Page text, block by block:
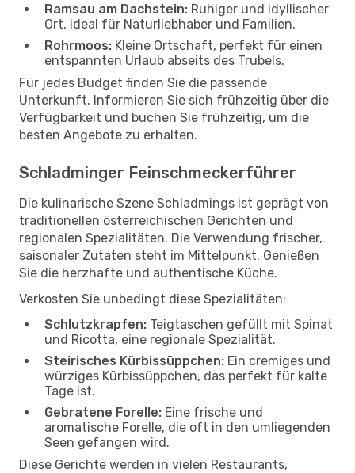
Ramsau am Dachstein: Ruhiger und idyllischer
Ort, ideal für Naturliebhaber und Familien.
Rohrmoos: Kleine Ortschaft, perfekt für einen
entspannten Urlaub abseits des Trubels.
Für jedes Budget finden Sie die passende
Unterkunft. Informieren Sie sich frühzeitig über die
Verfügbarkeit und buchen Sie frühzeitig, um die
besten Angebote zu erhalten.
Schladminger Feinschmeckerführer
Die kulinarische Szene Schladmings ist geprägt von
traditionellen österreichischen Gerichten und
regionalen Spezialitäten. Die Verwendung frischer,
saisonaler Zutaten steht im Mittelpunkt. Genießen
Sie die herzhafte und authentische Küche.
Verkosten Sie unbedingt diese Spezialitäten:
Schlutzkrapfen: Teigtaschen gefüllt mit Spinat
und Ricotta, eine regionale Spezialität.
Steirisches Kürbissüppchen: Ein cremiges und
würziges Kürbissüppchen, das perfekt für kalte
Tage ist.
Gebratene Forelle: Eine frische und
aromatische Forelle, die oft in den umliegenden
Seen gefangen wird.
Diese Gerichte werden in vielen Restaurants,